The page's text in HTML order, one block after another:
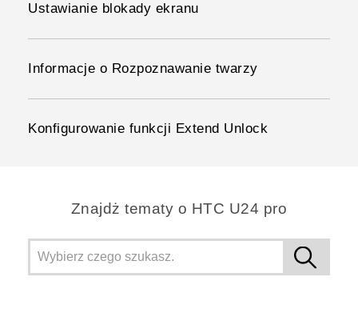
Ustawianie blokady ekranu
Informacje o Rozpoznawanie twarzy
Konfigurowanie funkcji Extend Unlock
Znajdż tematy o HTC U24 pro